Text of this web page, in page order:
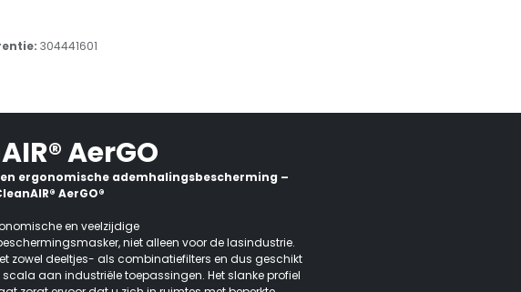
304441601
AerGO
ergonomische ademhalingsbescherming –
AerGO®
en veelzijdige
niet alleen voor de lasindustrie.
zowel deeltjes- als combinatiefilters en dus geschikt
scala aan industriële toepassingen. Het slanke profiel